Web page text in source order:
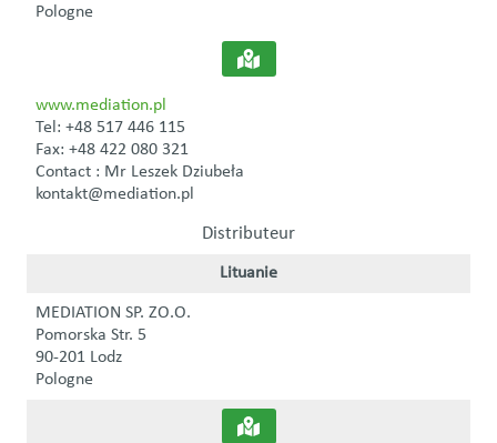
Pologne
www.mediation.pl
Tel: +48 517 446 115
Fax: +48 422 080 321
Contact : Mr Leszek Dziubeła
kontakt@mediation.pl
Distributeur
Lituanie
MEDIATION SP. ZO.O.
Pomorska Str. 5
90-201 Lodz
Pologne